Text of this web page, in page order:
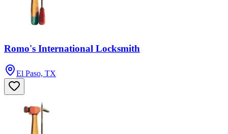
Romo's International Locksmith
El Paso, TX